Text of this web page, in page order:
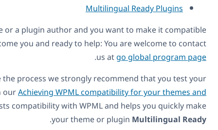
Multilingual
Also, if you’re a theme or a plugin author and you want
with WPML, we welcome you and ready to help: You
us atgo
.
In order to expedite the process we strongly
theme or plugin with ourAchieving WPML compatibility
plugins. It easily tests compatibility with WPML and
your theme or plugin